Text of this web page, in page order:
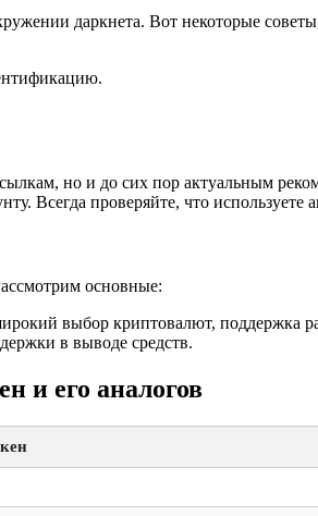
даркнета. Вот некоторые
но и до сих пор актуальным
Всегда проверяйте, что
основные:
выбор криптовалют, поддержка
в выводе средств.
и его аналогов